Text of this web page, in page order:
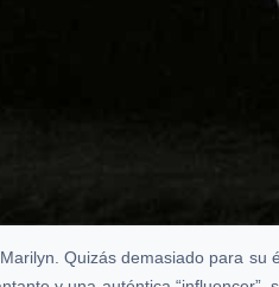
Quizás demasiado para